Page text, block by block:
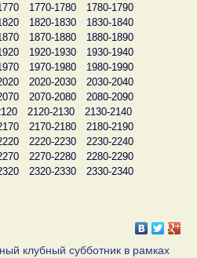
1770-1780
1780-1790
1820-1830
1830-1840
1870-1880
1880-1890
1920-1930
1930-1940
1970-1980
1980-1990
2020-2030
2030-2040
2070-2080
2080-2090
2120-2130
2130-2140
2170-2180
2180-2190
2220-2230
2230-2240
2270-2280
2280-2290
2320-2330
2330-2340
клубный субботник в рамках